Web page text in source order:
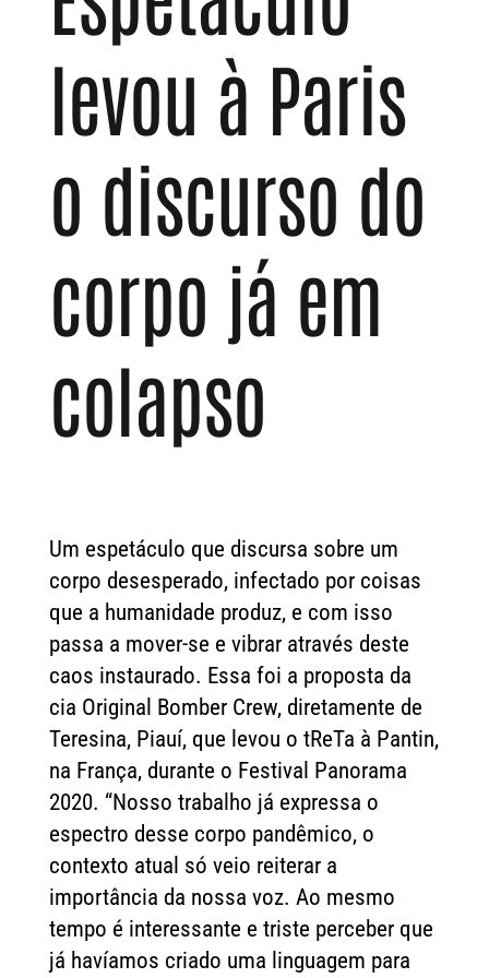
levou à Paris
o discurso do
corpo já em
colapso
Um espetáculo que discursa sobre um
corpo desesperado, infectado por coisas
que a humanidade produz, e com isso
passa a mover-se e vibrar através deste
caos instaurado. Essa foi a proposta da
cia Original Bomber Crew, diretamente de
Teresina, Piauí, que levou o tReTa à Pantin,
na França, durante o Festival Panorama
2020. “Nosso trabalho já expressa o
espectro desse corpo pandêmico, o
contexto atual só veio reiterar a
importância da nossa voz. Ao mesmo
tempo é interessante e triste perceber que
já havíamos criado uma linguagem para